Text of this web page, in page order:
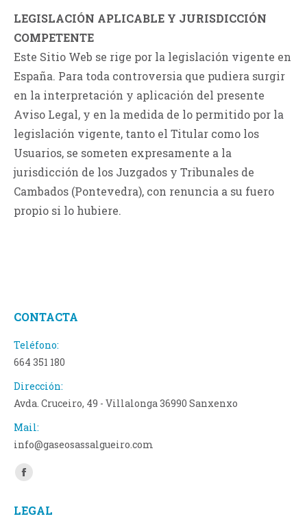
LEGISLACIÓN APLICABLE Y JURISDICCIÓN
COMPETENTE
Este Sitio Web se rige por la legislación vigente en
España. Para toda controversia que pudiera surgir
en la interpretación y aplicación del presente
Aviso Legal, y en la medida de lo permitido por la
legislación vigente, tanto el Titular como los
Usuarios, se someten expresamente a la
jurisdicción de los Juzgados y Tribunales de
Cambados (Pontevedra), con renuncia a su fuero
propio si lo hubiere.
CONTACTA
Teléfono:
664 351 180
Dirección:
Avda. Cruceiro, 49 - Villalonga 36990 Sanxenxo
Mail:
info@gaseosassalgueiro.com
Encuéntranos en:
Facebook
opens
LEGAL